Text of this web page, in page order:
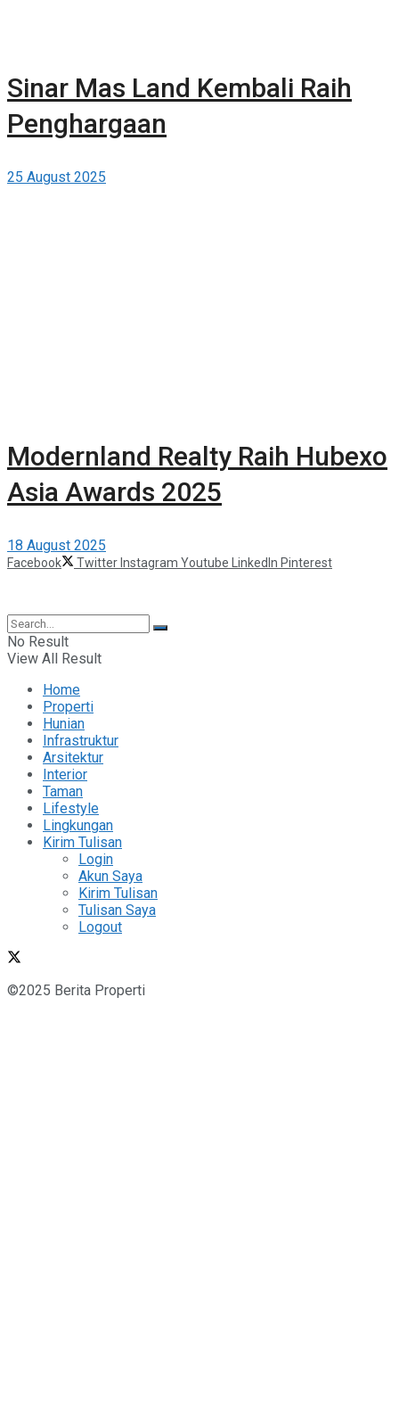
Sinar Mas Land Kembali Raih
Penghargaan
25 August 2025
Modernland Realty Raih Hubexo
Asia Awards 2025
18 August 2025
Facebook Twitter Instagram Youtube LinkedIn Pinterest
No Result
View All Result
Home
Properti
Hunian
Infrastruktur
Arsitektur
Interior
Taman
Lifestyle
Lingkungan
Kirim Tulisan
Login
Akun Saya
Kirim Tulisan
Tulisan Saya
Logout
©2025 Berita Properti